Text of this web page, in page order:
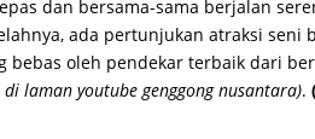
dan bersama-sama berjalan
ada pertunjukan atraksi
bebas oleh pendekar terbaik dari
laman youtube genggong nusantara).